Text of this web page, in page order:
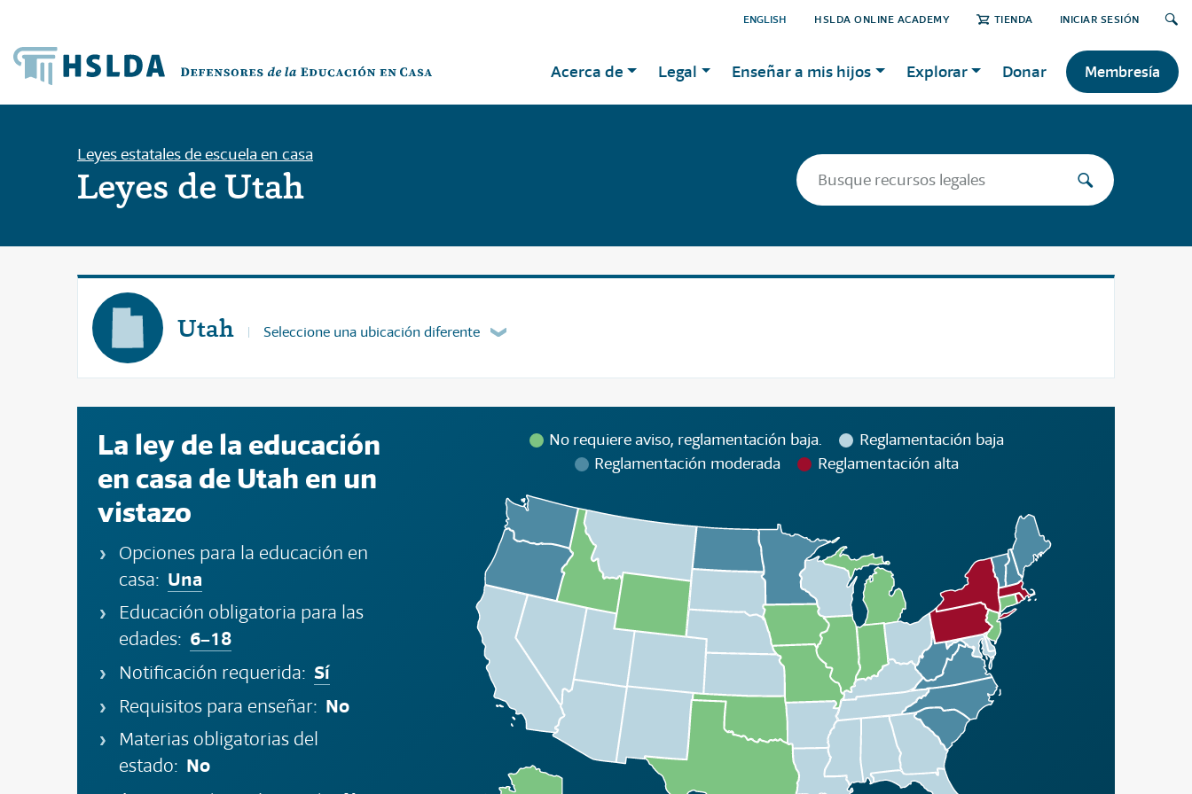
HSLDA ONLINE ACADEMY TIENDA INICIAR SESIÓN
ENGLISH
Acerca de Legal Enseñar a mis hijos Explorar Donar Membresía
Leyes estatales de escuela en casa
Leyes de Utah
Utah Seleccione una ubicación diferente
La ley de la educación
en casa de Utah en un
vistazo
Opciones para la educación en
casa: Una
Educación obligatoria para las
edades: 6–18
Notificación requerida: Sí
Requisitos para enseñar: No
Materias obligatorias del
estado: No
No requiere aviso, reglamentación baja.
Reglamentación baja
Reglamentación moderada
Reglamentación alta